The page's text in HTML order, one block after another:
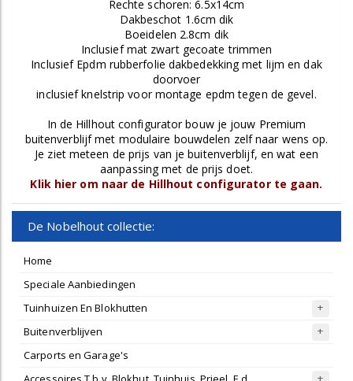
Rechte schoren: 6.5x14cm
Dakbeschot 1.6cm dik
Boeidelen 2.8cm dik
Inclusief mat zwart gecoate trimmen
Inclusief Epdm rubberfolie dakbedekking met lijm en dak
doorvoer
inclusief knelstrip voor montage epdm tegen de gevel.
In de Hillhout configurator bouw je jouw Premium
buitenverblijf met modulaire bouwdelen zelf naar wens op.
Je ziet meteen de prijs van je buitenverblijf, en wat een
aanpassing met de prijs doet.
Klik hier om naar de Hillhout configurator te gaan.
De Nobelhout collectie:
Home
Speciale Aanbiedingen
Tuinhuizen En Blokhutten
Buitenverblijven
Carports en Garage's